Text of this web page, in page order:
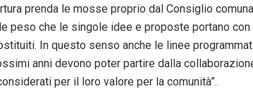
prenda le mosse proprio dal Consiglio
peso che le singole idee e proposte portano con
In questo senso anche le linee
anni devono poter partire dalla
per il loro valore per la comunità”.